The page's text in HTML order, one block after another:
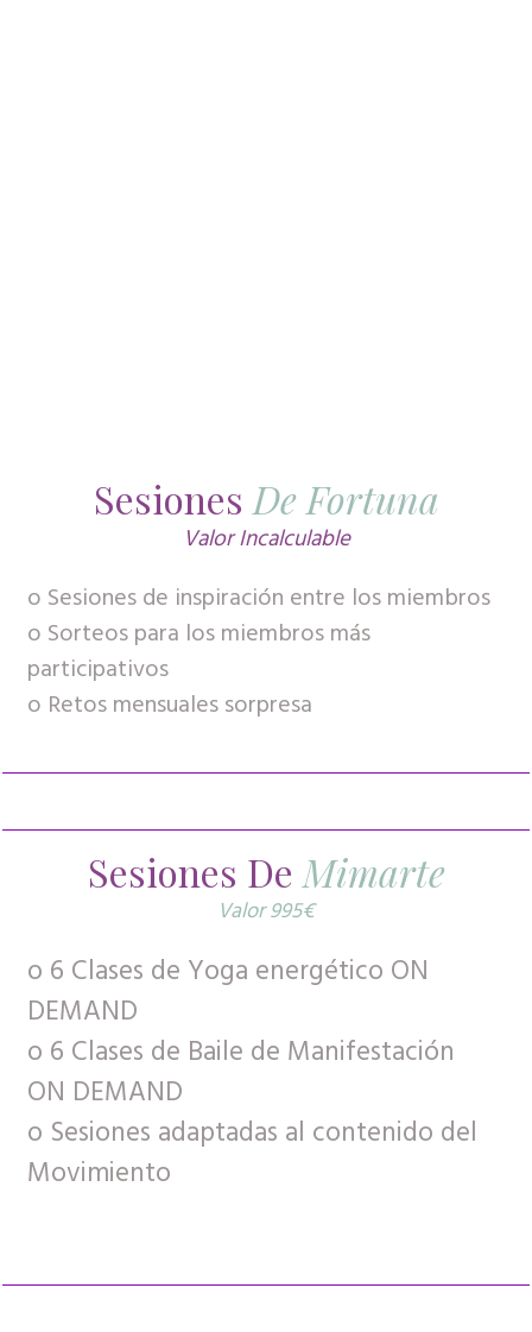
Sesiones De Fortuna
Valor Incalculable
o Sesiones de inspiración entre los miembros
o Sorteos para los miembros más
participativos
o Retos mensuales sorpresa
Sesiones De Mimarte
Valor 995€
o 6 Clases de Yoga energético ON
DEMAND
o 6 Clases de Baile de Manifestación
ON DEMAND
o Sesiones adaptadas al contenido del
Movimiento